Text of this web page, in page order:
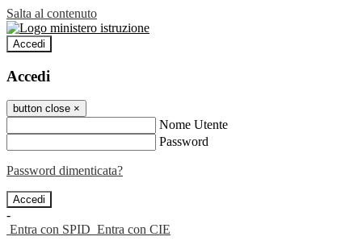
Salta al contenuto
Accedi
Accedi
button close ×
Nome Utente
Password
Password dimenticata?
-
Entra con SPID Entra con CIE